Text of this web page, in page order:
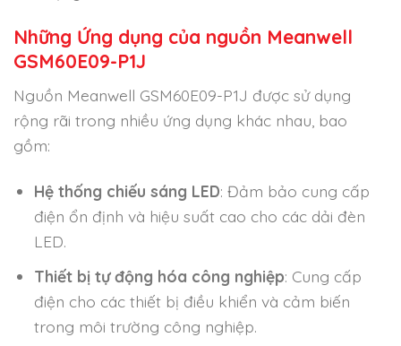
Những Ứng dụng của nguồn Meanwell
GSM60E09-P1J
Nguồn Meanwell GSM60E09-P1J được sử dụng
rộng rãi trong nhiều ứng dụng khác nhau, bao
gồm:
Hệ thống chiếu sáng LED: Đảm bảo cung cấp
điện ổn định và hiệu suất cao cho các dải đèn
LED.
Thiết bị tự động hóa công nghiệp: Cung cấp
điện cho các thiết bị điều khiển và cảm biến
trong môi trường công nghiệp.